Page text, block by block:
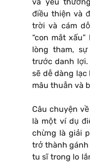
điều thiện và
trời và cám
“con mắt
lòng tham,
trước danh
sẽ dễ dàng
mâu thuẫn và
Câu chuyện
là một ví dụ
chừng là giải
trở thành
tu sĩ trong lo